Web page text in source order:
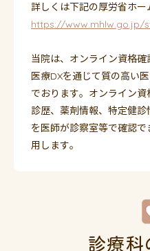
詳しくは下記の厚労省ホー
https://www.mhlw.go.jp/
当院は、オンライン資格確
医療DXを通じて質の高い
でおります。オンライン
診歴、薬剤情報、特定健診
を医師が診察室等で確認
用します。
診療科